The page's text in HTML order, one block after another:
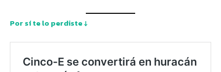
Por sí te lo perdiste ↓